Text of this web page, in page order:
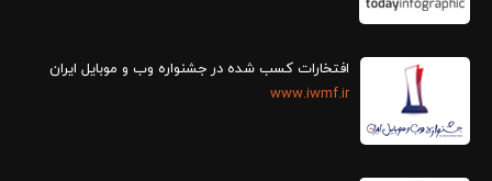
افتخارات کسب شده در جشنواره وب و موبایل ایران
www.iwmf.ir